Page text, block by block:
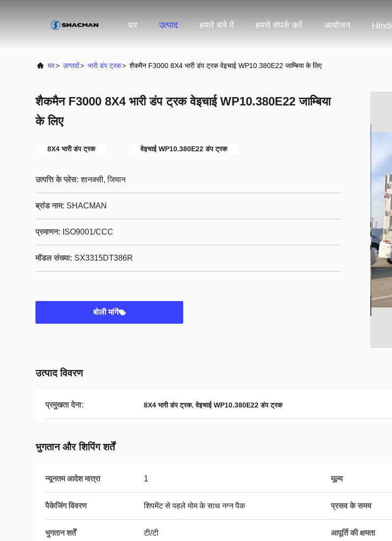
घर उत्पाद हमारे बारे में हमसे संपर्क करें आयोजन Hindi
घर> उत्पादों> भारी डंप ट्रक> शैकमैन F3000 8X4 भारी डंप ट्रक वेइचाई WP10.380E22 जाम्बिया के लिए
शैकमैन F3000 8X4 भारी डंप ट्रक वेइचाई WP10.380E22 जाम्बिया
के लिए
8X4 भारी डंप ट्रक वेइचाई WP10.380E22 डंप ट्रक
उत्पत्ति के प्लेस: शानक्सी, जियान
ब्रांड नाम: SHACMAN
प्रमाणन: ISO9001/CCC
मॉडल संख्या: SX3315DT386R
बोली मांगें
उत्पाद विवरण
प्रमुखता देना: 8X4 भारी डंप ट्रक,वेइचाई WP10.380E22 डंप ट्रक
भुगतान और शिपिंग शर्तें
न्यूनतम आदेश मात्रा 1 मूल्य
पैकेजिंग विवरण शिपमेंट से पहले मोम के साथ नग्न पैक प्रसव के समय
भुगतान शर्तें टी/टी आपूर्ति की क्षमता